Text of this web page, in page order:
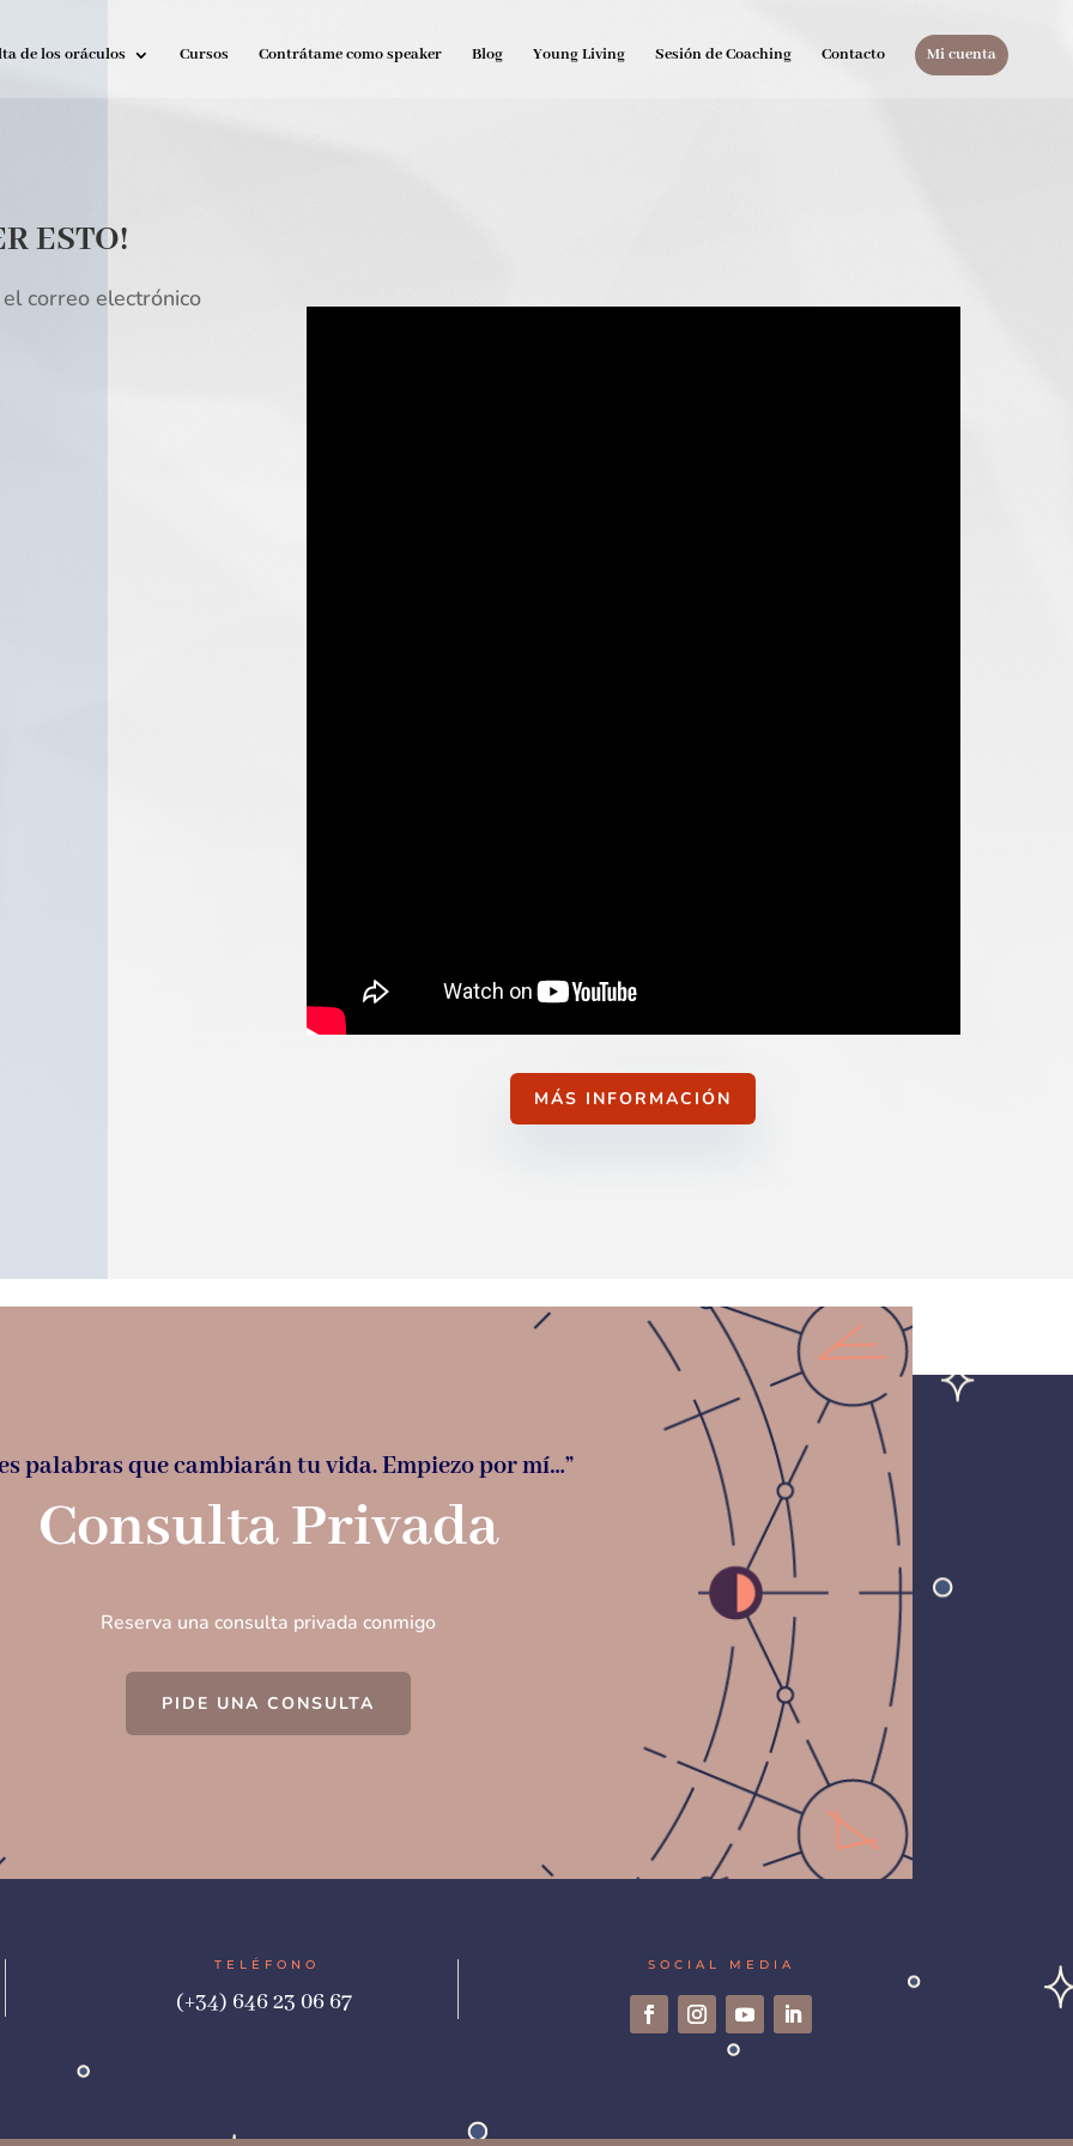
de los oráculos Cursos Contrátame como speaker Blog Young Living Sesión de Coaching Contacto Mi cuenta
ESTO!
correo electrónico
MÁS INFORMACIÓN
palabras que cambiarán tu vida. Empiezo por mí…”
Consulta Privada
Reserva una consulta privada conmigo
PIDE UNA CONSULTA
TELÉFONO
(+34) 646 23 06 67
SOCIAL MEDIA